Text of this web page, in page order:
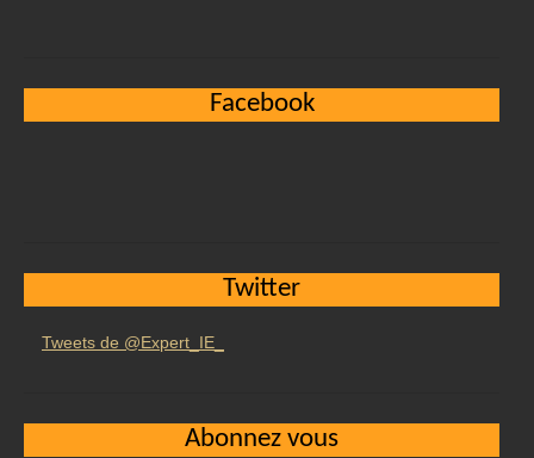
Facebook
Twitter
Tweets de @Expert_IE_
Abonnez vous